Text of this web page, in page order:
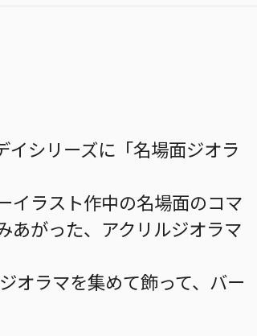
イシリーズに「名場面ジオラ
イラスト作中の名場面のコマ
あがった、アクリルジオラマ
オラマを集めて飾って、バー